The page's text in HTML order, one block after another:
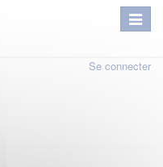
Se connecter